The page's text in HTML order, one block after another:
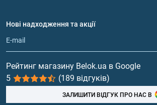
Обмін та повернення
Протеїн
Гейнери
Вітаміни та мінерали
Риб'ячий жир, жирні кислоти
Нові надходження та акції
Рейтинг магазину Belok.ua в Google
5
(189 відгуків)
ЗАЛИШИТИ ВІДГУК ПРО НАС В